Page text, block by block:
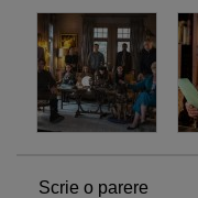
Scrie o parere